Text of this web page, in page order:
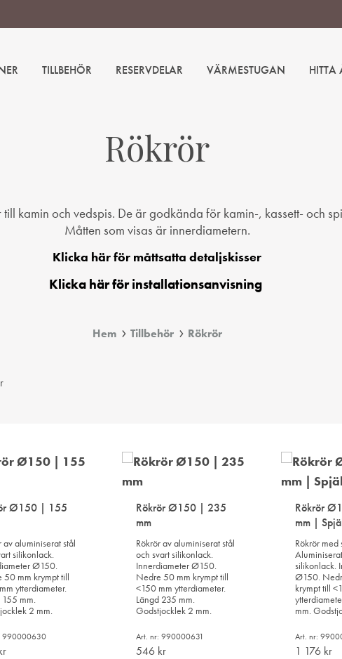
TILLBEHÖR RESERVDELAR VÄRMESTUGAN HITTA
Rökrör
kamin och vedspis. De är godkända för kamin-, kassett- och
Måtten som visas är innerdiametern.
Klicka här för måttsatta detaljskisser
Klicka här för installationsanvisning
Hem Tillbehör Rökrör
Ø150 | 155
av aluminiserat stål
silikonlack.
Ø150.
50 mm krympt till
ytterdiameter.
155 mm.
2 mm.
990000630
Rökrör Ø150 | 235
mm
Rökrör av aluminiserat stål
och svart silikonlack.
Innerdiameter Ø150.
Nedre 50 mm krympt till
<150 mm ytterdiameter.
Längd 235 mm.
Godstjocklek 2 mm.
Art. nr: 990000631
546 kr
Rökrör
mm |
Rökrör med
silikonlack.
Ø150.
krympt till
mm.
Art. nr:
1 176 kr